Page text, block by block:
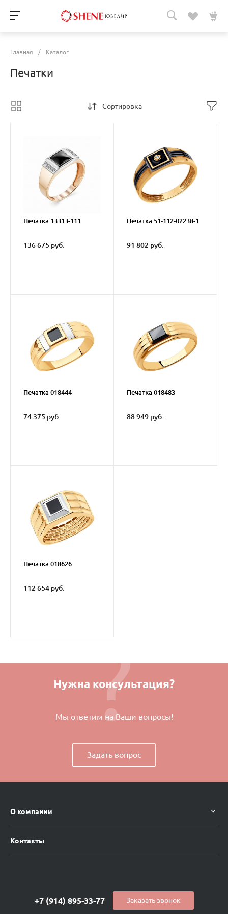
Главная / Каталог
Печатки
Сортировка
Печатка 13313-111
136 675 руб.
Печатка 51-112-02238-1
91 802 руб.
Печатка 018444
74 375 руб.
Печатка 018483
88 949 руб.
Печатка 018626
112 654 руб.
Нужна консультация?
Мы ответим на Ваши вопросы!
Задать вопрос
О компании
Контакты
+7 (914) 895-33-77 Заказать звонок